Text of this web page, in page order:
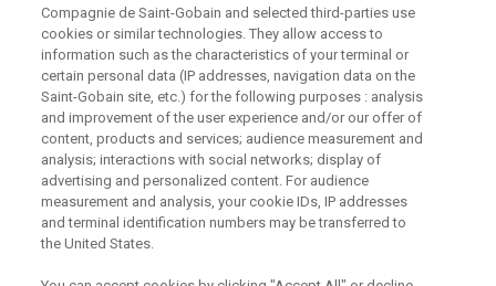
Odebírejte náš newsletter
Užitečné odkazy
Compagnie de Saint-Gobain and selected third-parties use
cookies or similar technologies. They allow access to
information such as the characteristics of your terminal or
certain personal data (IP addresses, navigation data on the
Saint-Gobain site, etc.) for the following purposes : analysis
and improvement of the user experience and/or our offer of
content, products and services; audience measurement and
analysis; interactions with social networks; display of
advertising and personalized content. For audience
measurement and analysis, your cookie IDs, IP addresses
and terminal identification numbers may be transferred to
the United States.